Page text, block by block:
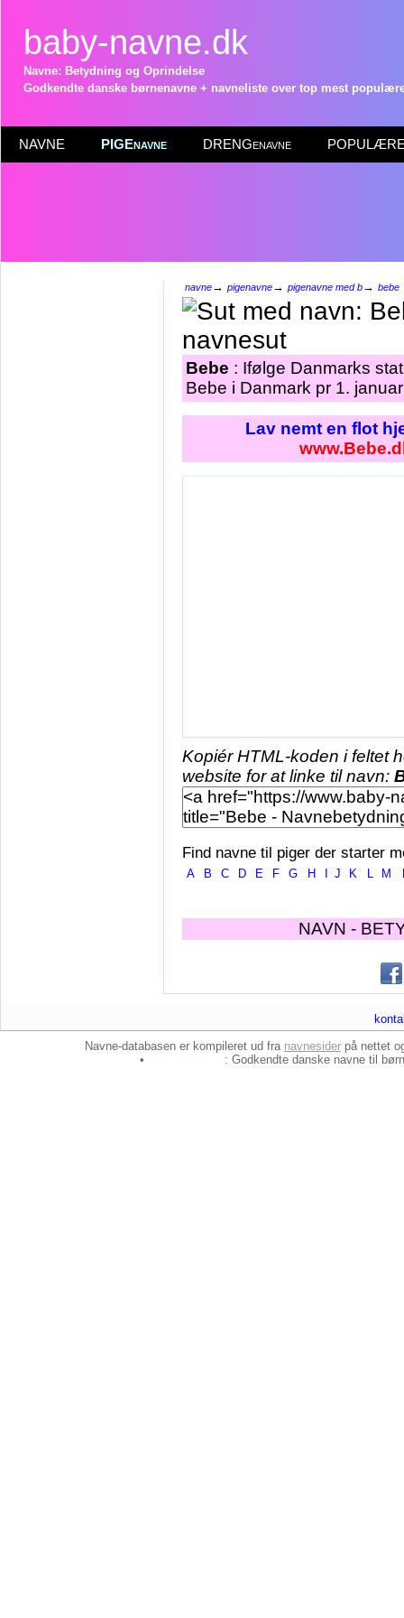
baby-navne.dk
Navne: Betydning og Oprindelse
Godkendte danske børnenavne + navneliste over top mest
NAVNE PIGEnavne DRENGenavne POPULÆRE
navne→ pigenavne→ pigenavne med b→ bebe
Bebe : Ifølge Danmarks
Bebe i Danmark pr 1.
Lav nemt en flot
Kopiér HTML-koden i feltet
website for at linke til navn:
Find navne til piger der starter
A B C D E F G H J K L M
NAVN -
Navne-databasen er kompileret ud fra navnesider på nettet
•
: Godkendte danske navne til børn